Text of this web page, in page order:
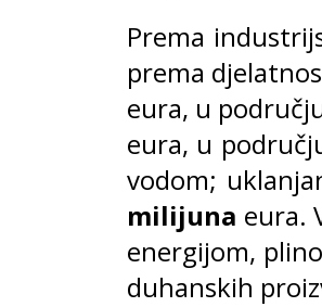
Prema
prema
eura, u
eura, u
vodom;
milijuna eura.
energijom,
duhanskih